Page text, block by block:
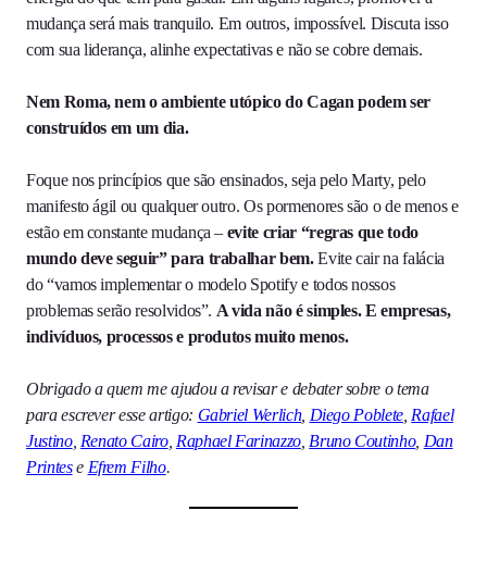
mudança será mais tranquilo. Em outros, impossível. Discuta isso
com sua liderança, alinhe expectativas e não se cobre demais.
Nem Roma, nem o ambiente utópico do Cagan podem ser
construídos em um dia.
Foque nos princípios que são ensinados, seja pelo Marty, pelo
manifesto ágil ou qualquer outro. Os pormenores são o de menos e
estão em constante mudança – evite criar “regras que todo
mundo deve seguir” para trabalhar bem.Evite cair na falácia
do “vamos implementar o modelo Spotify e todos nossos
problemas serão resolvidos”. A vida não é simples. E empresas,
indivíduos, processos e produtos muito menos.
Obrigado a quem me ajudou a revisar e debater sobre o tema
para escrever esse artigo: Gabriel Werlich, Diego Poblete, Rafael
Justino, Renato Cairo, Raphael Farinazzo, Bruno Coutinho, Dan
Printese Efrem Filho.